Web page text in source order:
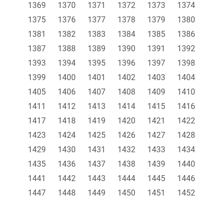
1369
1370 1371 1372 1373
1374
1375
1376 1377 1378 1379
1380
1381
1382 1383 1384 1385
1386
1387
1388 1389 1390 1391
1392
1393
1394 1395 1396 1397
1398
1399
1400 1401 1402 1403
1404
1405
1406 1407 1408 1409
1410
1411
1412 1413 1414 1415
1416
1417
1418 1419 1420 1421
1422
1423
1424 1425 1426 1427
1428
1429
1430 1431 1432 1433
1434
1435
1436 1437 1438 1439
1440
1441
1442 1443 1444 1445
1446
1447
1448 1449 1450 1451
1452